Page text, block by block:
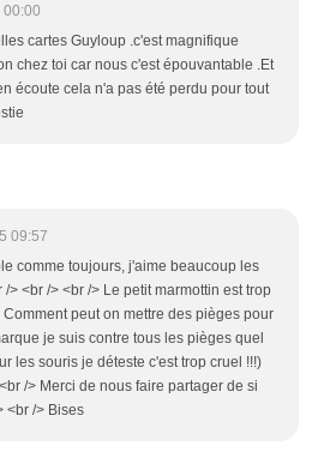
00:00
cartes Guyloup .c'est magnifique
chez toi car nous c'est épouvantable .Et
écoute cela n'a pas été perdu pour tout
09:57
comme toujours, j'aime beaucoup les
> <br /> <br /> Le petit marmottin est trop
peut on mettre des pièges pour
je suis contre tous les pièges quel
les souris je déteste c'est trop cruel !!!)
/> Merci de nous faire partager de si
<br /> Bises